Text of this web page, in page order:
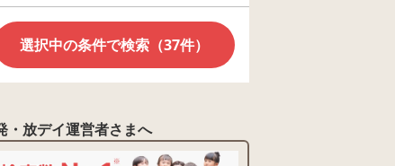
選択中の条件で検索（37件）
・放デイ運営者さまへ